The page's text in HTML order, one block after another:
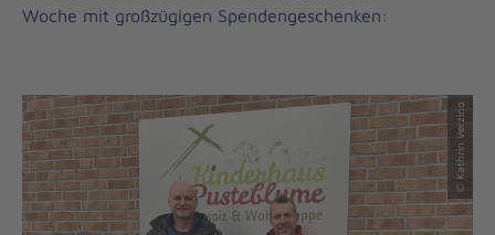
Woche mit großzügigen Spendengeschenken:
© Kathrin Verzino